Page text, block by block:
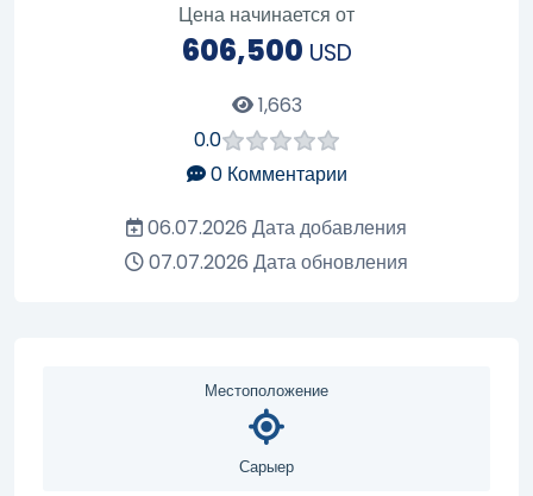
Цена начинается от
606,500 USD
1,663
0.0
0 Комментарии
06.07.2026 Дата добавления
07.07.2026 Дата обновления
Местоположение
Сарыер